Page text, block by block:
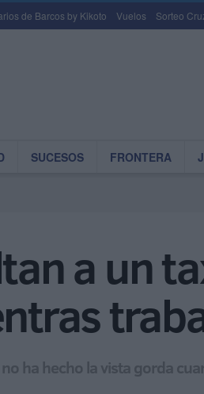
de Barcos by Kikoto Vuelos Sorteo
SUCESOS FRONTERA
a un
no ha hecho la vista gorda